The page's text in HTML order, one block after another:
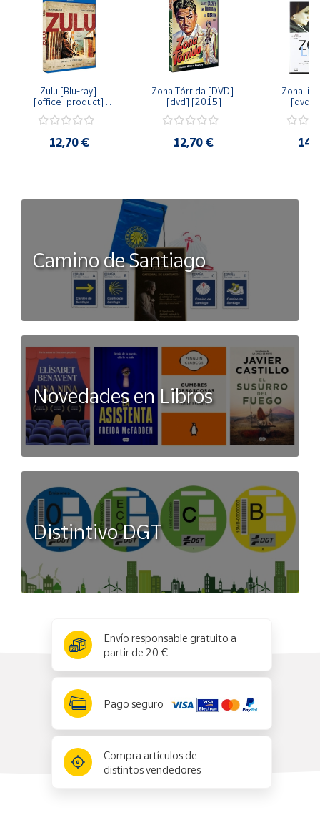
Zulu [Blu-ray]
[office_product]
12,70 €
Zona Tórrida [DVD]
[dvd] [2015]
12,70 €
Zona
[dvd]
Camino de Santiago
Novedades en Libros
Distintivo DGT
Envío responsable gratuito a
partir de 20 €
Pago seguro
Compra artículos de
distintos vendedores